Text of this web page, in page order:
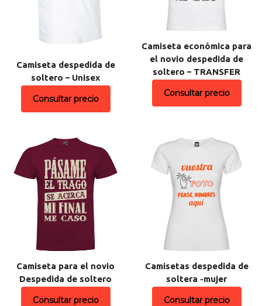
Camiseta despedida de
soltero – Unisex
Consultar precio
Camiseta económica para
el novio despedida de
soltero – TRANSFER
Consultar precio
Camiseta para el novio
Despedida de soltero
Consultar precio
Camisetas despedida de
soltera -mujer
Consultar precio